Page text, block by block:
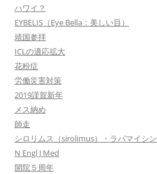
ハワイ？
EYBELIS（Eye Bella：美しい目）
靖国参拝
ICLの適応拡大
花粉症
労働災害対策
2019謹賀新年
メス納め
師走
シロリムス（sirolimus）・ラパマイシン
N Engl J Med
開院５周年